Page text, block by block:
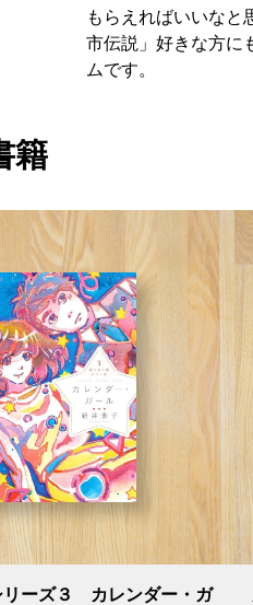
もらえればいいなと
市伝説」好きな方に
ムです。
籍
リーズ３ カレンダー・ガ